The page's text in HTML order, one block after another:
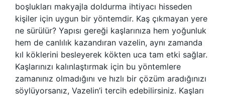
boşlukları makyajla doldurma ihtiyacı hisseden
kişiler için uygun bir yöntemdir. Kaş çıkmayan yere
ne sürülür? Yapısı gereği kaşlarınıza hem yoğunluk
hem de canlılık kazandıran vazelin, aynı zamanda
kıl köklerini besleyerek kökten uca tam etki sağlar.
Kaşlarınızı kalınlaştırmak için bu yöntemlere
zamanınız olmadığını ve hızlı bir çözüm aradığınızı
söylüyorsanız, Vazelin’i tercih edebilirsiniz. Kaşları